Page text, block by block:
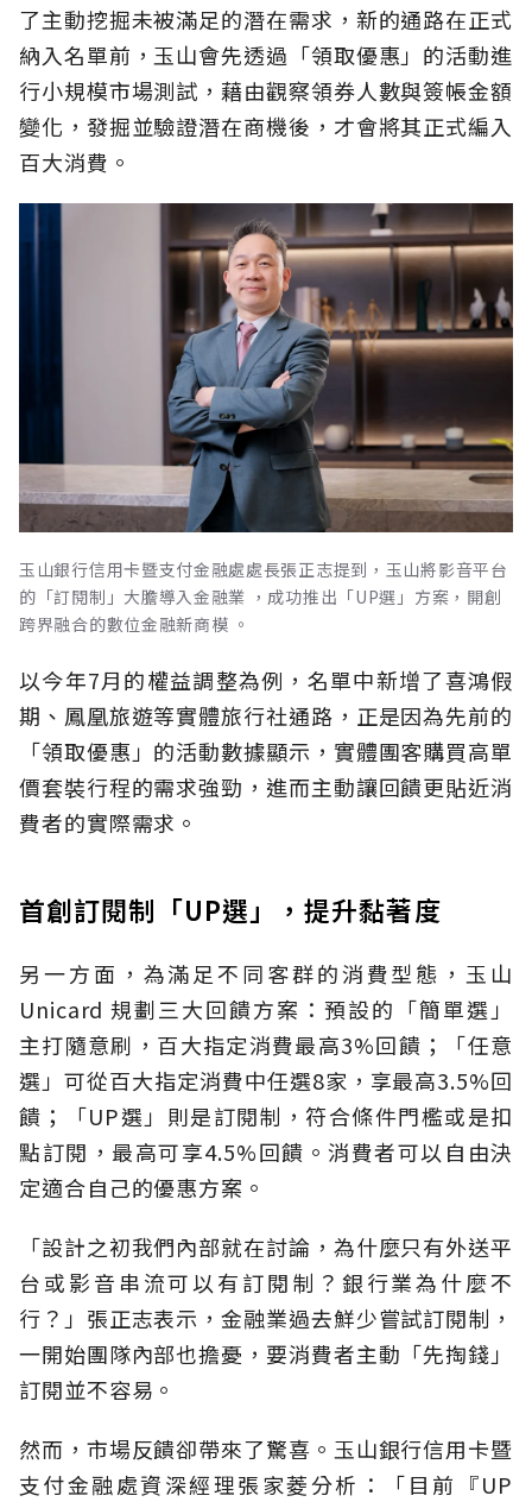
了主動挖掘未被滿足的潛在需求，新的通路在正式
納入名單前，玉山會先透過「領取優惠」的活動進
行小規模市場測試，藉由觀察領券人數與簽帳金額
變化，發掘並驗證潛在商機後，才會將其正式編入
百大消費。
玉山銀行信用卡暨支付金融處處長張正志提到，玉山將影音平台
的「訂閱制」大膽導入金融業 ，成功推出「UP選」方案，開創
跨界融合的數位金融新商模 。
以今年7月的權益調整為例，名單中新增了喜鴻假
期、鳳凰旅遊等實體旅行社通路，正是因為先前的
「領取優惠」的活動數據顯示，實體團客購買高單
價套裝行程的需求強勁，進而主動讓回饋更貼近消
費者的實際需求。
首創訂閱制「UP選」，提升黏著度
另一方面，為滿足不同客群的消費型態，玉山
Unicard 規劃三大回饋方案：預設的「簡單選」
主打隨意刷，百大指定消費最高3%回饋；「任意
選」可從百大指定消費中任選8家，享最高3.5%回
饋；「UP選」則是訂閱制，符合條件門檻或是扣
點訂閱，最高可享4.5%回饋。消費者可以自由決
定適合自己的優惠方案。
「設計之初我們內部就在討論，為什麼只有外送平
台或影音串流可以有訂閱制？銀行業為什麼不
行？」張正志表示，金融業過去鮮少嘗試訂閱制，
一開始團隊內部也擔憂，要消費者主動「先掏錢」
訂閱並不容易。
然而，市場反饋卻帶來了驚喜。玉山銀行信用卡暨
支付金融處資深經理張家菱分析：「目前『UP